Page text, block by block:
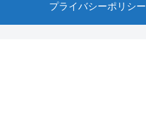
プライバシーポリシー